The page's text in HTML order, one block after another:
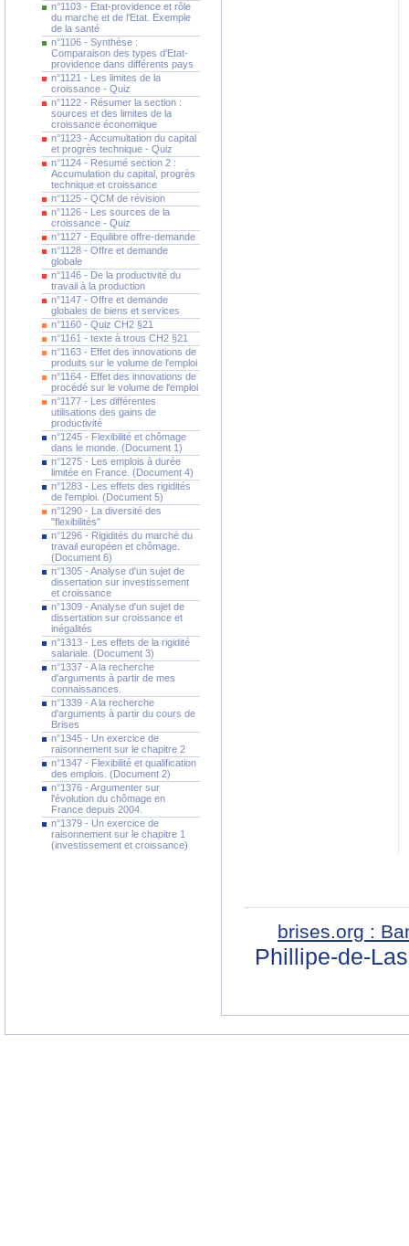
n°1103 - Etat-providence et rôle
du marche et de l'Etat. Exemple
de la santé
n°1106 - Synthèse :
Comparaison des types d'Etat-
providence dans différents pays
n°1121 - Les limites de la
croissance - Quiz
n°1122 - Résumer la section :
sources et des limites de la
croissance économique
n°1123 - Accumultation du capital
et progrès technique - Quiz
n°1124 - Resumé section 2 :
Accumulation du capital, progrès
technique et croissance
n°1125 - QCM de révision
n°1126 - Les sources de la
croissance - Quiz
n°1127 - Equilibre offre-demande
n°1128 - Offre et demande
globale
n°1146 - De la productivité du
travail à la production
n°1147 - Offre et demande
globales de biens et services
n°1160 - Quiz CH2 §21
n°1161 - texte à trous CH2 §21
n°1163 - Effet des innovations de
produits sur le volume de l'emploi
n°1164 - Effet des innovations de
procédé sur le volume de l'emploi
n°1177 - Les différentes
utilisations des gains de
productivité
n°1245 - Flexibilité et chômage
dans le monde. (Document 1)
n°1275 - Les emplois à durée
limitée en France. (Document 4)
n°1283 - Les effets des rigidités
de l'emploi. (Document 5)
n°1290 - La diversité des
"flexibilités"
n°1296 - Rigidités du marché du
travail européen et chômage.
(Document 6)
n°1305 - Analyse d'un sujet de
dissertation sur investissement
et croissance
n°1309 - Analyse d'un sujet de
dissertation sur croissance et
inégalités
n°1313 - Les effets de la rigidité
salariale. (Document 3)
n°1337 - A la recherche
d'arguments à partir de mes
connaissances.
n°1339 - A la recherche
d'arguments à partir du cours de
Brises
n°1345 - Un exercice de
raisonnement sur le chapitre 2
n°1347 - Flexibilité et qualification
des emplois. (Document 2)
n°1376 - Argumenter sur
l'évolution du chômage en
France depuis 2004.
n°1379 - Un exercice de
raisonnement sur le chapitre 1
(investissement et croissance)
brises.org :
Phillipe-de-